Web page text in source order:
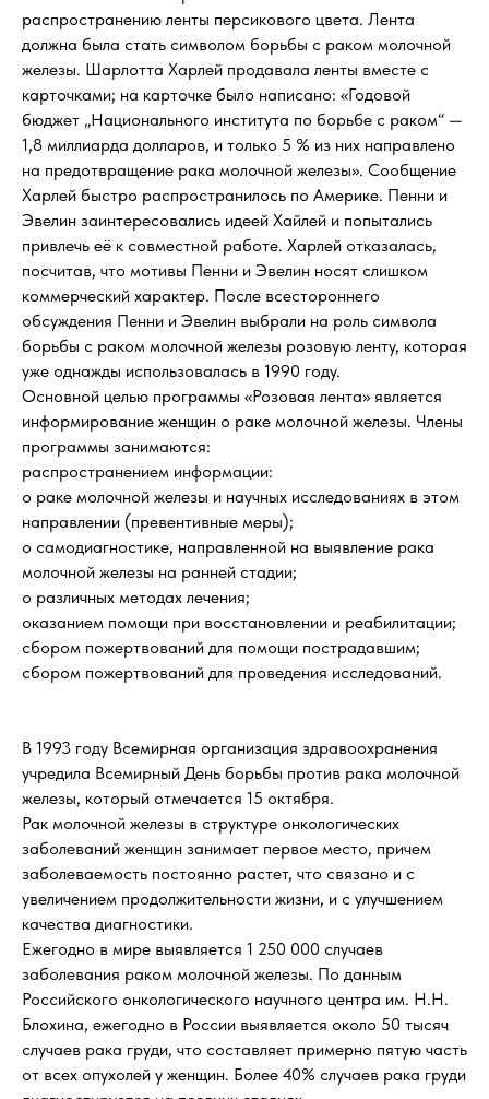
распространению ленты персикового цвета. Лента
должна была стать символом борьбы с раком молочной
железы. Шарлотта Харлей продавала ленты вместе с
карточками; на карточке было написано: «Годовой
бюджет „Национального института по борьбе с раком“ —
1,8 миллиарда долларов, и только 5 % из них направлено
на предотвращение рака молочной железы». Сообщение
Харлей быстро распространилось по Америке. Пенни и
Эвелин заинтересовались идеей Хайлей и попытались
привлечь её к совместной работе. Харлей отказалась,
посчитав, что мотивы Пенни и Эвелин носят слишком
коммерческий характер. После всестороннего
обсуждения Пенни и Эвелин выбрали на роль символа
борьбы с раком молочной железы розовую ленту, которая
уже однажды использовалась в 1990 году.
Основной целью программы «Розовая лента» является
информирование женщин о раке молочной железы. Члены
программы занимаются:
распространением информации:
о раке молочной железы и научных исследованиях в этом
направлении (превентивные меры);
о самодиагностике, направленной на выявление рака
молочной железы на ранней стадии;
о различных методах лечения;
оказанием помощи при восстановлении и реабилитации;
сбором пожертвований для помощи пострадавшим;
сбором пожертвований для проведения исследований.
В 1993 году Всемирная организация здравоохранения
учредила Всемирный День борьбы против рака молочной
железы, который отмечается 15 октября.
Рак молочной железы в структуре онкологических
заболеваний женщин занимает первое место, причем
заболеваемость постоянно растет, что связано и с
увеличением продолжительности жизни, и с улучшением
качества диагностики.
Ежегодно в мире выявляется 1 250 000 случаев
заболевания раком молочной железы. По данным
Российского онкологического научного центра им. Н.Н.
Блохина, ежегодно в России выявляется около 50 тысяч
случаев рака груди, что составляет примерно пятую часть
от всех опухолей у женщин. Более 40% случаев рака груди